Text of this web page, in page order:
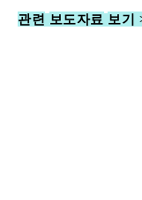
관련 보도자료 보기